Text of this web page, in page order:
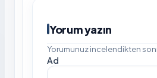
Yorum yazın
Yorumunuz incelendikten
Ad